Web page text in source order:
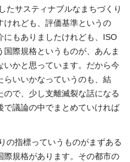
たサスティナブルなまちづくり
けれども、評価基準というの
にもありましたけれども、ISO
際規格というものが、あんま
いかと思っています。だから今
らいいかなっていうのも、結
で、少し支離滅裂な話になる
議論の中でまとめていければ
の指標っていうものがまずある
際規格があります。その都市の